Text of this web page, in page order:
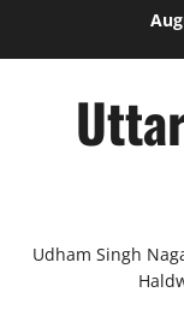
Udham Singh